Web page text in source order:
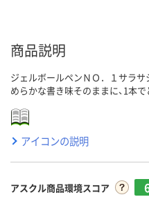
商品説明
ジェルボールペンＮＯ．１サラ
めらかな書き味そのままに、1本
アイコンの説明
アスクル商品環境スコア